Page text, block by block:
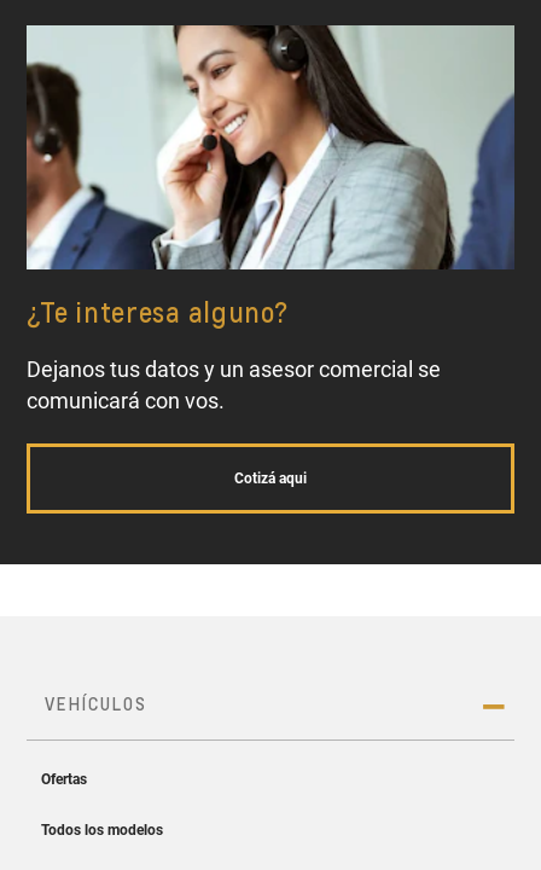
¿Te interesa alguno?
Dejanos tus datos y un asesor comercial se
comunicará con vos.
Cotizá aqui